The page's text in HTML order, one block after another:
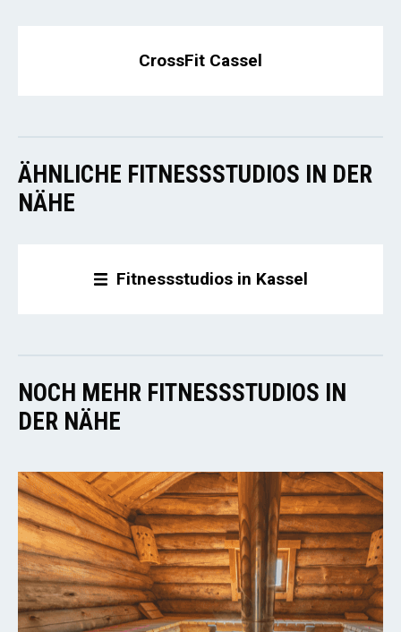
CrossFit Cassel
ÄHNLICHE FITNESSSTUDIOS IN DER
NÄHE
Fitnessstudios in Kassel
NOCH MEHR FITNESSSTUDIOS IN
DER NÄHE